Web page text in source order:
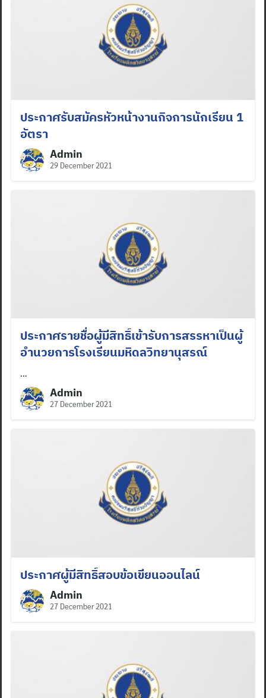
ประกาศรับสมัครหัวหน้างานกิจการนักเรียน 1
อัตรา
Admin
29 December 2021
ประกาศรายชื่อผู้มีสิทธิ์เข้ารับการสรรหาเป็นผู้
อำนวยการโรงเรียนมหิดลวิทยานุสรณ์
…
Admin
27 December 2021
ประกาศผู้มีสิทธิ์สอบข้อเขียนออนไลน์
Admin
27 December 2021